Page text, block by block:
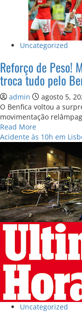
Uncategorized
Reforço de Peso!
troca tudo pelo
admin agosto 5,
O Benfica voltou a
movimentação
Read MoreRead
more
about
Reforço
de
Peso!
Melhor
marcador
de
Espanha
troca
tudo
Benfica!
Acidente às 10h em
Uncategorized